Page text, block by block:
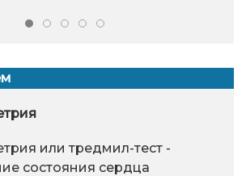
или тредмил-тест -
состояния сердца